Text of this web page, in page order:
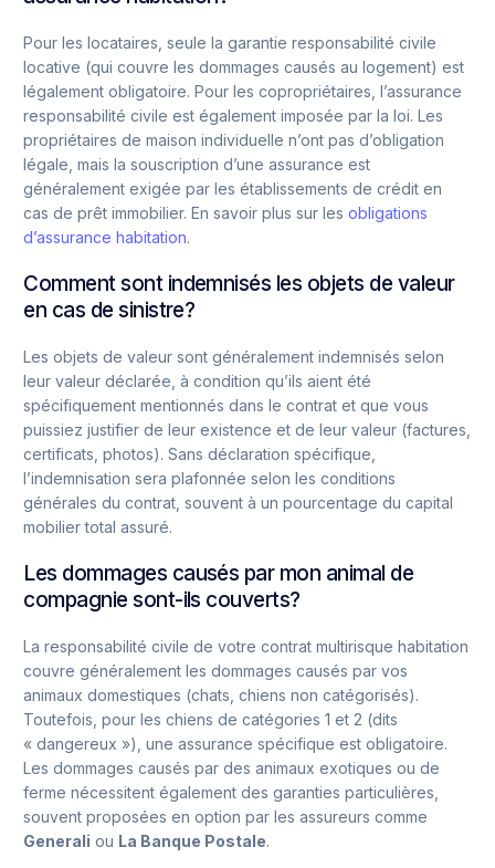
Pour les locataires, seule la garantie responsabilité civile
locative (qui couvre les dommages causés au logement) est
légalement obligatoire. Pour les copropriétaires, l’assurance
responsabilité civile est également imposée par la loi. Les
propriétaires de maison individuelle n’ont pas d’obligation
légale, mais la souscription d’une assurance est
généralement exigée par les établissements de crédit en
cas de prêt immobilier. En savoir plus sur lesobligations
d’assurance habitation.
Comment sont indemnisés les objets de valeur
en cas de sinistre?
Les objets de valeur sont généralement indemnisés selon
leur valeur déclarée, à condition qu’ils aient été
spécifiquement mentionnés dans le contrat et que vous
puissiez justifier de leur existence et de leur valeur (factures,
certificats, photos). Sans déclaration spécifique,
l’indemnisation sera plafonnée selon les conditions
générales du contrat, souvent à un pourcentage du capital
mobilier total assuré.
Les dommages causés par mon animal de
compagnie sont-ils couverts?
La responsabilité civile de votre contrat multirisque habitation
couvre généralement les dommages causés par vos
animaux domestiques (chats, chiens non catégorisés).
Toutefois, pour les chiens de catégories 1 et 2 (dits
« dangereux »), une assurance spécifique est obligatoire.
Les dommages causés par des animaux exotiques ou de
ferme nécessitent également des garanties particulières,
souvent proposées en option par les assureurs comme
Generali ou La Banque Postale.